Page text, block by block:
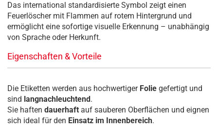
Das international standardisierte Symbol zeigt einen
Feuerlöscher mit Flammen auf rotem Hintergrund und
ermöglicht eine sofortige visuelle Erkennung – unabhängig
von Sprache oder Herkunft.
Eigenschaften & Vorteile
Die Etiketten werden aus hochwertiger Folie gefertigt und
sind langnachleuchtend.
Sie haften dauerhaft auf sauberen Oberflächen und eignen
sich ideal für den Einsatz im Innenbereich.